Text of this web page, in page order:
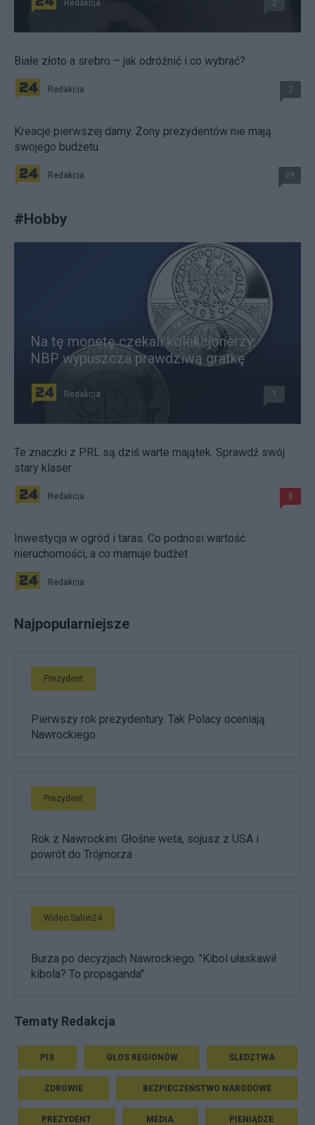
Redakcja 2
Białe złoto a srebro – jak odróżnić i co wybrać?
Redakcja 2
Kreacje pierwszej damy. Żony prezydentów nie mają
swojego budżetu
Redakcja 29
#Hobby
Na tę monetę czekali kolekcjonerzy.
NBP wypuszcza prawdziwą gratkę
Redakcja 1
Te znaczki z PRL są dziś warte majątek. Sprawdź swój
stary klaser
Redakcja 8
Inwestycja w ogród i taras. Co podnosi wartość
nieruchomości, a co marnuje budżet
Redakcja
Najpopularniejsze
Prezydent
Pierwszy rok prezydentury. Tak Polacy oceniają
Nawrockiego
Prezydent
Rok z Nawrockim. Głośne weta, sojusz z USA i
powrót do Trójmorza
Wideo Salon24
Burza po decyzjach Nawrockiego. "Kibol ułaskawił
kibola? To propaganda"
Tematy Redakcja
PIS GŁOS REGIONÓW ŚLEDZTWA
ZDROWIE BEZPIECZEŃSTWO NARODOWE
PREZYDENT MEDIA PIENIĄDZE